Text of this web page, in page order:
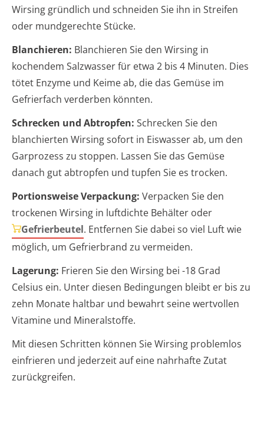
Wirsing gründlich und schneiden Sie ihn in Streifen
oder mundgerechte Stücke.
Blanchieren: Blanchieren Sie den Wirsing in
kochendem Salzwasser für etwa 2 bis 4 Minuten. Dies
tötet Enzyme und Keime ab, die das Gemüse im
Gefrierfach verderben könnten.
Schrecken und Abtropfen: Schrecken Sie den
blanchierten Wirsing sofort in Eiswasser ab, um den
Garprozess zu stoppen. Lassen Sie das Gemüse
danach gut abtropfen und tupfen Sie es trocken.
Portionsweise Verpackung: Verpacken Sie den
trockenen Wirsing in luftdichte Behälter oder
Gefrierbeutel. Entfernen Sie dabei so viel Luft wie
möglich, um Gefrierbrand zu vermeiden.
Lagerung: Frieren Sie den Wirsing bei -18 Grad
Celsius ein. Unter diesen Bedingungen bleibt er bis zu
zehn Monate haltbar und bewahrt seine wertvollen
Vitamine und Mineralstoffe.
Mit diesen Schritten können Sie Wirsing problemlos
einfrieren und jederzeit auf eine nahrhafte Zutat
zurückgreifen.